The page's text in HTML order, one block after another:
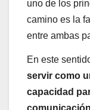
uno de los
camino es la
entre ambas
En este
servir como
capacidad